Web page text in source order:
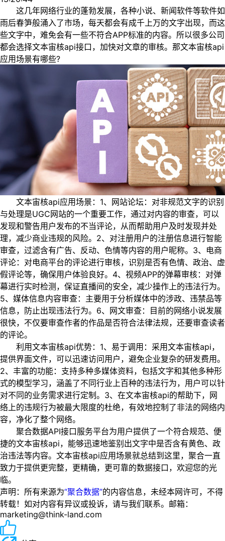
这几年网络行业的蓬勃发展，各种小说、新闻软件等软件如
雨后春笋般涌入了市场，每天都会有成千上万的文字出现，而这
些文字中，难免会有一些不符合APP标准的内容。所以很多公司
都会选择文本宙核api接口，加快对文章的审核。那文本宙核api
应用场景有哪些?
文本宙核api应用场景：1、网站论坛：对非规范文字的识别
与处理是UGC网站的一个重要工作，通过对内容的审查，可以
发现和警告用户发布的不当评论，从而帮助用户及时发现并处
理，减少商业违规的风险。2、对注册用户的注册信息进行智能
审查，过滤含有广告、反动、色情等内容的用户昵称。3、电商
评论：对电商平台的评论进行审核，识别是否有色情、政治、虚
假评论等，确保用户体验良好。4、视频APP的弹幕审核：对弹
幕进行实时检测，保证直播间的安全，减少操作上的违法行为。
5、媒体信息内容审查：主要用于分析媒体中的涉政、违禁品等
信息，防止出现违法行为。6、网文审查：目前的网络小说发展
很快，不仅要审查作者的作品是否符合法律法规，还要审查读者
的评论。
利用文本宙核api优势：1、易于调用：采用文本宙核api，
提供界面文件，可以迅速访问用户，避免企业复杂的研发费用。
2、丰富的功能：支持多种多媒体资料，包括文字和其他多种形
式的模型学习，涵盖了不同行业上百种的违法行为，用户可以针
对不同的业务需求进行定制。3、在文本宙核api的帮助下，网
络上的违规行为被最大限度的杜绝，有效地控制了非法的网络内
容，净化了整个网络。
聚合数据API接口服务平台为用户提供了一个符合规范、便
捷的文本宙核api，能够迅速地鉴别出文字中是否含有黄色、政
治违法等内容。文本宙核api应用场景就总结到这里，聚合一直
致力于提供更完整，更精确，更可靠的数据接口，欢迎您的光
临。
声明：所有来源为“聚合数据”的内容信息，未经本网许可，不得
转载！如对内容有异议或投诉，请与我们联系。邮箱：
marketing@think-land.com